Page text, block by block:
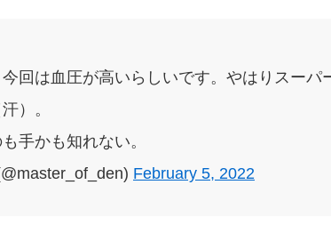
回は血圧が高いらしいです。やはりスーパ
）。
手かも知れない。
February 5, 2022